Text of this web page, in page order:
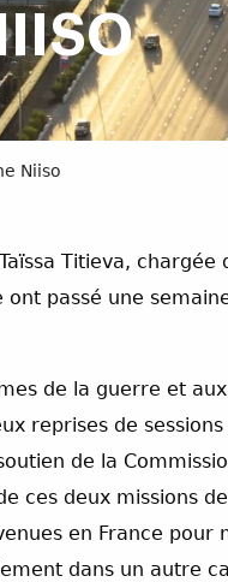
Niiso
Titieva, chargée
passé une
de la guerre et
reprises de
de la
ces deux missions
en France pour
dans un autre